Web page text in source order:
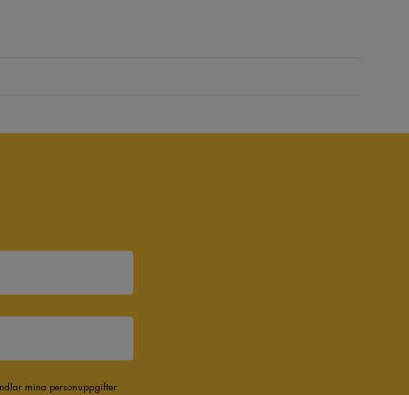
mina personuppgifter